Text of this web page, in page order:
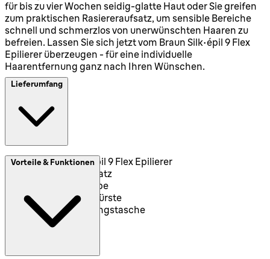
für bis zu vier Wochen seidig-glatte Haut oder Sie greifen
zum praktischen Rasiereraufsatz, um sensible Bereiche
schnell und schmerzlos von unerwünschten Haaren zu
befreien. Lassen Sie sich jetzt vom Braun Silk-épil 9 Flex
Epilierer überzeugen - für eine individuelle
Haarentfernung ganz nach Ihren Wünschen.
Lieferumfang
Braun Silk-épil 9 Flex Epilierer
Rasiereraufsatz
Trimmerkappe
Reinigungsbürste
Aufbewahrungstasche
Netzteil
Vorteile & Funktionen